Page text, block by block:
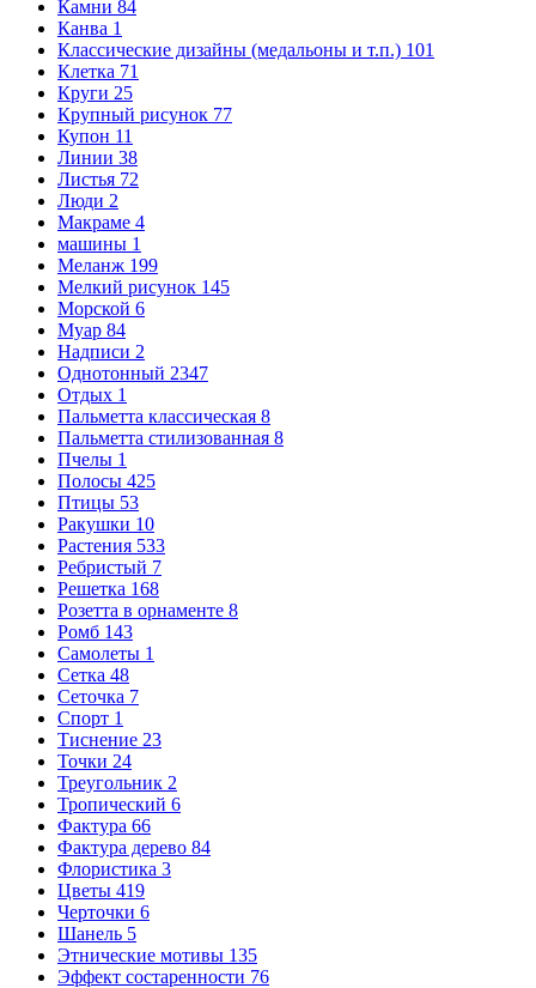
Камни 84
Канва 1
Классические дизайны (медальоны и т.п.) 101
Клетка 71
Круги 25
Крупный рисунок 77
Купон 11
Линии 38
Листья 72
Люди 2
Макраме 4
машины 1
Меланж 199
Мелкий рисунок 145
Морской 6
Муар 84
Надписи 2
Однотонный 2347
Отдых 1
Пальметта классическая 8
Пальметта стилизованная 8
Пчелы 1
Полосы 425
Птицы 53
Ракушки 10
Растения 533
Ребристый 7
Решетка 168
Розетта в орнаменте 8
Ромб 143
Самолеты 1
Сетка 48
Сеточка 7
Спорт 1
Тиснение 23
Точки 24
Треугольник 2
Тропический 6
Фактура 66
Фактура дерево 84
Флористика 3
Цветы 419
Черточки 6
Шанель 5
Этнические мотивы 135
Эффект состаренности 76